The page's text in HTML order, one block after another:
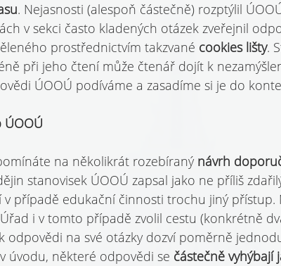
. Nejasnosti (alespoň částečně) rozptýlil
v sekci často kladených otázek zveřejnil
prostřednictvím takzvané cookies lišty.
při jeho čtení může čtenář dojít k
ÚOOÚ podíváme a zasadíme si je do
ÚOOÚ
na několikrát rozebíraný návrh
stanovisek ÚOOÚ zapsal jako ne příliš
v případě edukační činnosti trochu jiný přístup.
i v tomto případě zvolil cestu (konkrétně
odpovědi na své otázky dozví poměrně
úvodu, některé odpovědi se částečně vyhýbají